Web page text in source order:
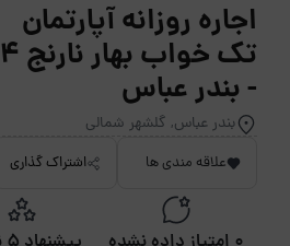
اجاره روزانه آپارتمان
تک خواب بهار نارنج 4
- بندر عباس
بندر عباس, گلشهر شمالی
علاقه مندی ها اشتراک گذاری